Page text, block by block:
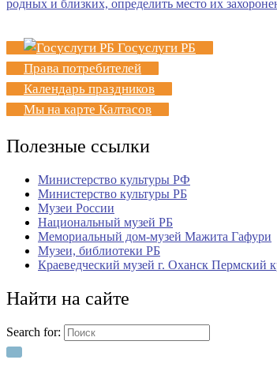
Госуслуги РБ
Права потребителей
Календарь праздников
Мы на карте Калтасов
Полезные ссылки
Министерство культуры РФ
Министерство культуры РБ
Музеи России
Национальный музей РБ
Мемориальный дом-музей Мажита Гафури
Музеи, библиотеки РБ
Краеведческий музей г. Оханск Пермский
Найти на сайте
Search for: